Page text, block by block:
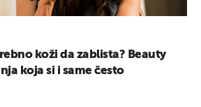
koži da zablista? Beauty
koja si i same često